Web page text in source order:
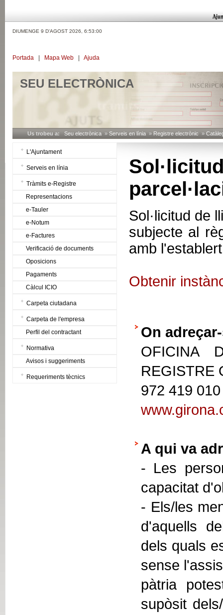
DIUMENGE 9 D'AGOST 2026, 6:53:01
Portada Mapa Web Ajuda
SEU ELECTRÒNICA
Us trobeu a: Seu electrònica » Serveis en línia » Registre electrònic »
L'Ajuntament
Serveis en línia
Tràmits e-Registre
Representacions
e-Tauler
e-Notum
e-Factures
Verificació de documents
Oposicions
Pagaments
Càlcul ICIO
Carpeta ciutadana
Carpeta de l'empresa
Perfil del contractant
Normativa
Avisos i suggeriments
Requeriments tècnics
Sol·licitud de
subjecte al
amb
Obtenir
On
OFICINA
REGISTRE
972 419 010
A qui va
- Les
capacitat
- Els/les
d'aquells
dels quals
sense
pàtria
supòsit